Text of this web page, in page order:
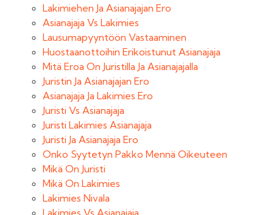
Lakimiehen Ja Asianajajan Ero
Asianajaja Vs Lakimies
Lausumapyyntöön Vastaaminen
Huostaanottoihin Erikoistunut Asianajaja
Mitä Eroa On Juristilla Ja Asianajajalla
Juristin Ja Asianajajan Ero
Asianajaja Ja Lakimies Ero
Juristi Vs Asianajaja
Juristi Lakimies Asianajaja
Juristi Ja Asianajaja Ero
Onko Syytetyn Pakko Mennä Oikeuteen
Mikä On Juristi
Mikä On Lakimies
Lakimies Nivala
Lakimies Vs Asianajaja